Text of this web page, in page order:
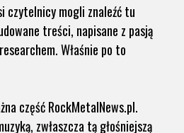
czytelnicy mogli znaleźć tu
treści, napisane z pasją
Właśnie po to
część RockMetalNews.pl.
zwłaszcza tą głośniejszą